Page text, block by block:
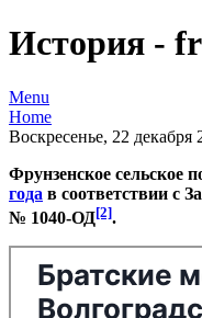
История -
Menu
Home
Воскресенье, 22 декабря
Фрунзенское сельское
года в соответствии с
№ 1040-ОД[2].